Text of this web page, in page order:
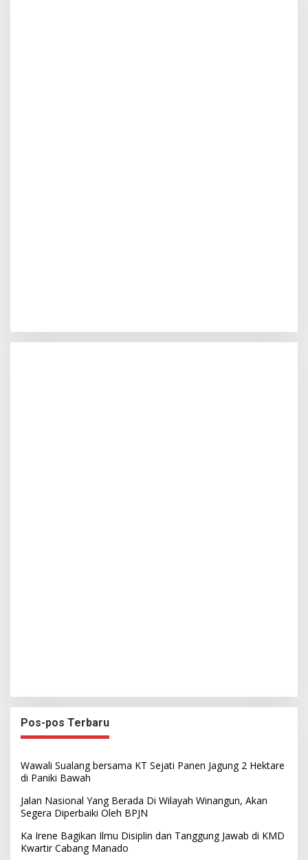
Pos-pos Terbaru
Wawali Sualang bersama KT Sejati Panen Jagung 2 Hektare
di Paniki Bawah
Jalan Nasional Yang Berada Di Wilayah Winangun, Akan
Segera Diperbaiki Oleh BPJN
Ka Irene Bagikan Ilmu Disiplin dan Tanggung Jawab di KMD
Kwartir Cabang Manado